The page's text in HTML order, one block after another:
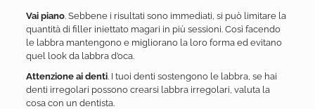
Vai piano. Sebbene i risultati sono immediati, si può limitare la
quantità di filler iniettato magari in più sessioni. Così facendo
le labbra mantengono e migliorano la loro forma ed evitano
quel look da labbra d’oca.
Attenzione ai denti. I tuoi denti sostengono le labbra, se hai
denti irregolari possono crearsi labbra irregolari, valuta la
cosa con un dentista.